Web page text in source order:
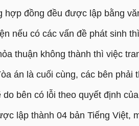
hợp đồng đều được lập bằng
nếu có các vấn đề phát sinh
thuận không thành thì việc
án là cuối cùng, các bên phải
bên có lỗi theo quyết định
lập thành 04 bản Tiếng Việt,